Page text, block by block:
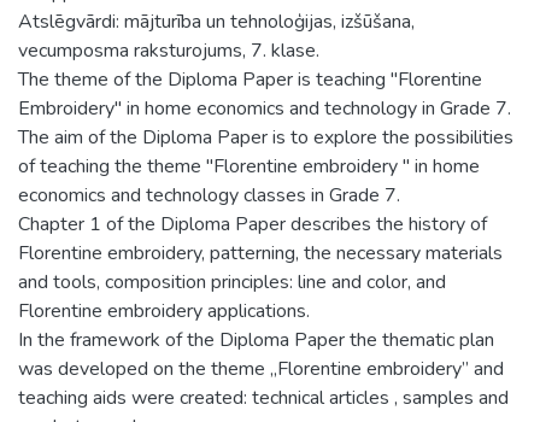
Atslēgvārdi: mājturība un tehnoloģijas, izšūšana,
vecumposma raksturojums, 7. klase.
The theme of the Diploma Paper is teaching "Florentine
Embroidery" in home economics and technology in Grade 7.
The aim of the Diploma Paper is to explore the possibilities
of teaching the theme "Florentine embroidery " in home
economics and technology classes in Grade 7.
Chapter 1 of the Diploma Paper describes the history of
Florentine embroidery, patterning, the necessary materials
and tools, composition principles: line and color, and
Florentine embroidery applications.
In the framework of the Diploma Paper the thematic plan
was developed on the theme „Florentine embroidery” and
teaching aids were created: technical articles , samples and